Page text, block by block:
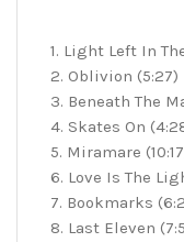
1. Light Left In
2. Oblivion (5:27)
3. Beneath The
4. Skates On
5. Miramare
6. Love Is The
7. Bookmarks
8. Last Eleven